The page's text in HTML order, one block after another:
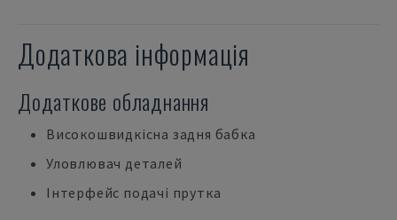
Додаткова інформація
Додаткове обладнання
Високошвидкісна задня бабка
Уловлювач деталей
Інтерфейс подачі прутка